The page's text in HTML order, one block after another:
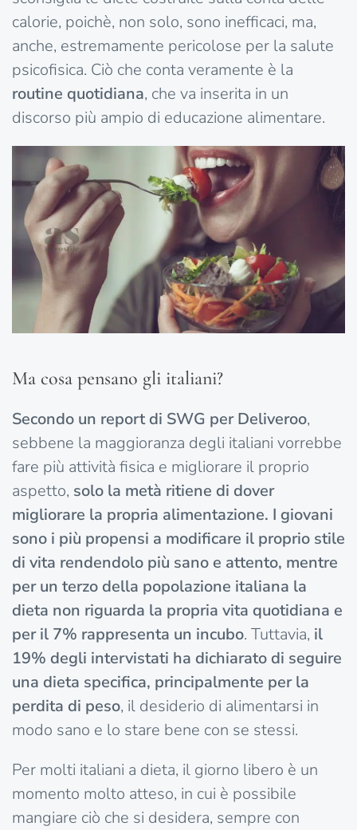
calorie, poichè, non solo, sono inefficaci, ma,
anche, estremamente pericolose per la salute
psicofisica. Ciò che conta veramente è la
routine quotidiana, che va inserita in un
discorso più ampio di educazione alimentare.
Ma cosa pensano gli italiani?
Secondo un report di SWG per Deliveroo,
sebbene la maggioranza degli italiani vorrebbe
fare più attività fisica e migliorare il proprio
aspetto, solo la metà ritiene di dover
migliorare la propria alimentazione. I giovani
sono i più propensi a modificare il proprio stile
di vita rendendolo più sano e attento, mentre
per un terzo della popolazione italiana la
dieta non riguarda la propria vita quotidiana e
per il 7% rappresenta un incubo. Tuttavia, il
19% degli intervistati ha dichiarato di seguire
una dieta specifica, principalmente per la
perdita di peso, il desiderio di alimentarsi in
modo sano e lo stare bene con se stessi.
Per molti italiani a dieta, il giorno libero è un
momento molto atteso, in cui è possibile
mangiare ciò che si desidera, sempre con